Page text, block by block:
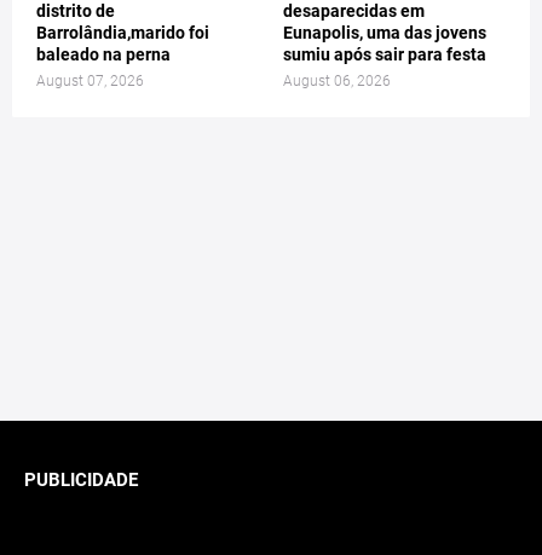
distrito de
Barrolândia,marido foi
baleado na perna
August 07, 2026
desaparecidas em
Eunapolis, uma das jovens
sumiu após sair para festa
August 06, 2026
PUBLICIDADE